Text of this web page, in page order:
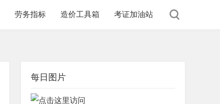
劳务指标 造价工具箱 考证加油站
每日图片